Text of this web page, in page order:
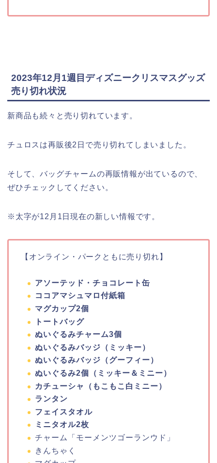
2023年12月1週目ディズニークリスマスグッズ
売り切れ状況
新商品も続々と売り切れています。
チュロスは再販後2日で売り切れてしまいました。
そして、バッグチャームの再販情報が出ているので、
ぜひチェックしてください。
※太字が12月1日現在の新しい情報です。
【オンライン・パークともに売り切れ】
アソーテッド・チョコレート缶
ココアマシュマロ付紙箱
マグカップ2個
トートバッグ
ぬいぐるみチャーム3個
ぬいぐるみバッジ（ミッキー）
ぬいぐるみバッジ（グーフィー）
ぬいぐるみ2個（ミッキー＆ミニー）
カチューシャ（もこもこ白ミニー）
ランタン
フェイスタオル
ミニタオル2枚
チャーム「モーメンツゴーランウド」
きんちゃく